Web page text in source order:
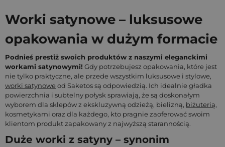
Worki satynowe – luksusowe
opakowania w dużym formacie
Podnieś prestiż swoich produktów z naszymi eleganckimi
workami satynowymi! Gdy potrzebujesz opakowania, które jest
nie tylko praktyczne, ale przede wszystkim luksusowe i stylowe,
worki satynowe od Saketos są odpowiedzią. Ich idealnie gładka
powierzchnia i subtelny połysk sprawiają, że są doskonałym
wyborem dla sklepów z ekskluzywną odzieżą, bielizną, biżuterią,
kosmetykami oraz dla każdego, kto pragnie zaoferować swoim
klientom produkt zapakowany z najwyższą starannością.
Duże worki z satyny – synonim